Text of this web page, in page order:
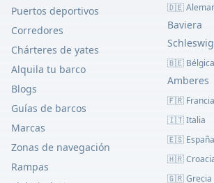
Puertos deportivos
Corredores
Chárteres de yates
Alquila tu barco
Blogs
Guías de barcos
Marcas
Zonas de navegación
Rampas
🇩🇪
Baviera
🇧🇪 Bélgica
Amberes
🇫🇷 Francia
🇮🇹 Italia
🇪🇸 España
🇭🇷
🇬🇷 Grecia